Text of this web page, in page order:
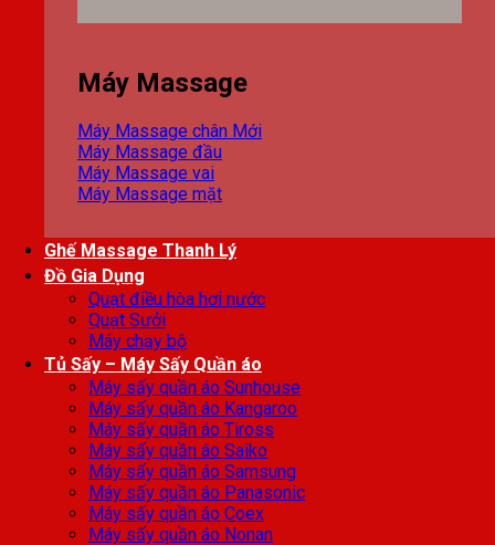
Máy Massage
Máy Massage chân
Máy Massage đầu
Máy Massage vai
Máy Massage mặt
Ghế Massage Thanh Lý
Đồ Gia Dụng
Quạt điều hòa hơi nước
Quạt Sưởi
Máy chạy bộ
Tủ Sấy – Máy Sấy Quần áo
Máy sấy quần áo Sunhouse
Máy sấy quần áo Kangaroo
Máy sấy quần áo Tiross
Máy sấy quần áo Saiko
Máy sấy quần áo Samsung
Máy sấy quần áo Panasonic
Máy sấy quần áo Coex
Máy sấy quần áo Nonan